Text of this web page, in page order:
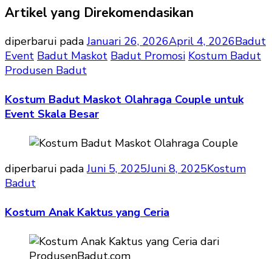
Artikel yang Direkomendasikan
diperbarui padaJanuari 26, 2026April 4, 2026Badut
Event Badut Maskot Badut Promosi Kostum Badut
Produsen Badut
Kostum Badut Maskot Olahraga Couple untuk
Event Skala Besar
diperbarui padaJuni 5, 2025Juni 8, 2025Kostum
Badut
Kostum Anak Kaktus yang Ceria